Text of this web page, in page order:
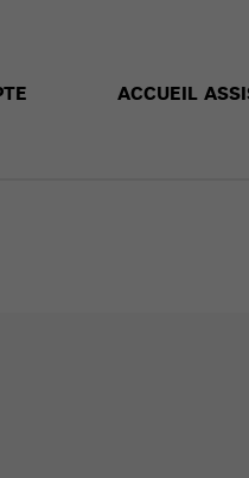
ACCUEIL